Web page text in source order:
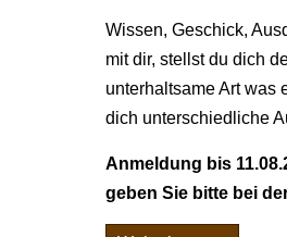
Wissen, Geschick,
mit dir, stellst du dich
unterhaltsame Art was
dich unterschiedliche
Anmeldung bis
geben Sie bitte bei